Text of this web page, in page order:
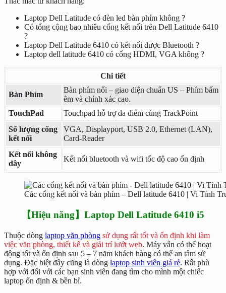
Laptop Dell Latitude có đèn led bàn phím không ?
Có tổng cộng bao nhiêu cổng kết nối trên Dell Latitude 6410
?
Laptop Dell Latitude 6410 có kết nối được Bluetooth ?
Laptop dell latitude 6410 có cổng HDMI, VGA không ?
Chi tiết
Bàn Phím
Bàn phím nổi – giao diện chuẩn US – Phím bấm
êm và chính xác cao.
TouchPad
Touchpad hỗ trợ đa điểm cùng TrackPoint
Số lượng cổng
kết nối
VGA, Displayport, USB 2.0, Ethernet (LAN),
Card-Reader
Kết nối không
dây
Kết nối bluetooth và wifi tốc độ cao ổn định
Các cổng kết nối và bàn phím – Dell latitude 6410 | Vi Tính
【Hiệu năng】Laptop Dell Latitude 6410 i5
Thuộc dòng laptop văn phòng sử dụng rất tốt và ổn định khi làm
việc văn phòng, thiết kế và giải trí lướt web. Máy vẫn có thể hoạt
động tốt và ổn định sau 5 – 7 năm khách hàng có thể an tâm sử
dụng. Đặc biệt đây cũng là dòng laptop sinh viên giá rẻ. Rất phù
hợp với đối với các bạn sinh viên đang tìm cho mình một chiếc
laptop ổn định & bền bỉ.